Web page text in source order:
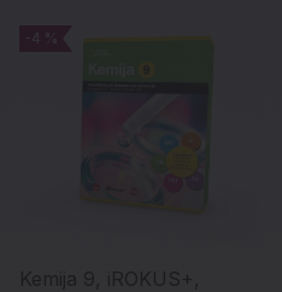
-4 %
Kemija 9, iROKUS+,
-4 %